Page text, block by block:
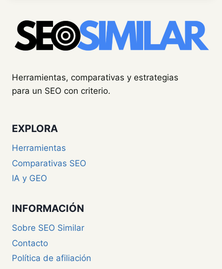
Herramientas, comparativas y estrategias
para un SEO con criterio.
EXPLORA
Herramientas
Comparativas SEO
IA y GEO
INFORMACIÓN
Sobre SEO Similar
Contacto
Política de afiliación